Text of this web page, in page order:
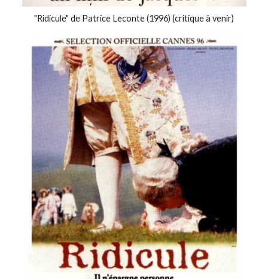
"Ridicule" de Patrice Leconte (1996) (critique à venir)